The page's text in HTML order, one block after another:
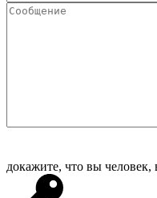
докажите, что вы человек,